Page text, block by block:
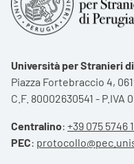
Università per Stranieri
Piazza Fortebraccio 4,
C.F. 80002630541 - P.IVA
Centralino: +39 075 5746 1
PEC: